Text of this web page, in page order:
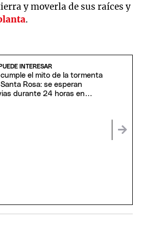
y moverla de sus raíces y
.
INTERESAR
cumple el mito de la tormenta
Rosa: se esperan
durante 24 horas en